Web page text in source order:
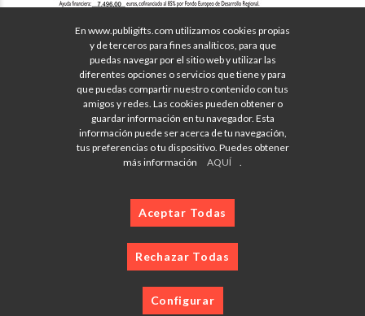
En www.publigifts.com utilizamos cookies propias
y de terceros para fines analíticos, para que
puedas navegar por el sitio web y utilizar las
diferentes opciones o servicios que tiene y para
que puedas compartir nuestro contenido con tus
amigos y redes. Las cookies pueden obtener o
guardar información en tu navegador. Esta
información puede ser acerca de tu navegación,
tus preferencias o tu dispositivo. Puedes obtener
más información
AQUÍ .
Aceptar Todas
Rechazar Todas
Configurar